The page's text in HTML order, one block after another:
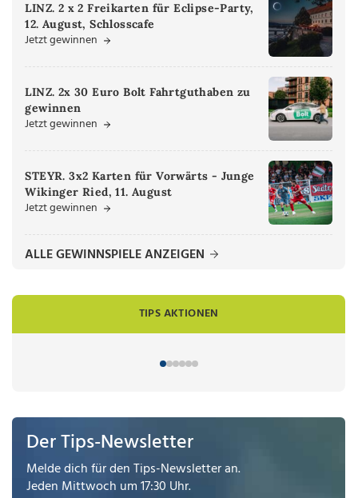
LINZ. 2 x 2 Freikarten für Eclipse-Party,
12. August, Schlosscafe
Jetzt gewinnen
LINZ. 2x 30 Euro Bolt Fahrtguthaben zu
gewinnen
Jetzt gewinnen
STEYR. 3x2 Karten für Vorwärts - Junge
Wikinger Ried, 11. August
Jetzt gewinnen
ALLE GEWINNSPIELE ANZEIGEN
TIPS AKTIONEN
Der Tips-Newsletter
Melde dich für den Tips-Newsletter an.
Jeden Mittwoch um 17:30 Uhr.